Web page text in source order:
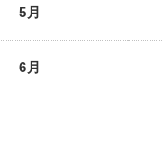
5月
6月